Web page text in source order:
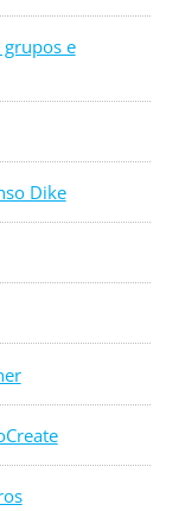
grupos e
Dike